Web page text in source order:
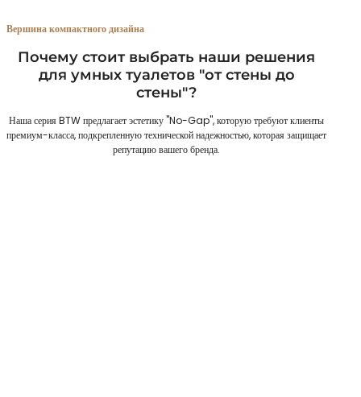
Вершина компактного дизайна
Почему стоит выбрать наши решения
для умных туалетов "от стены до
стены"?
Наша серия BTW предлагает эстетику "No-Gap", которую требуют клиенты
премиум-класса, подкрепленную технической надежностью, которая защищает
репутацию вашего бренда.